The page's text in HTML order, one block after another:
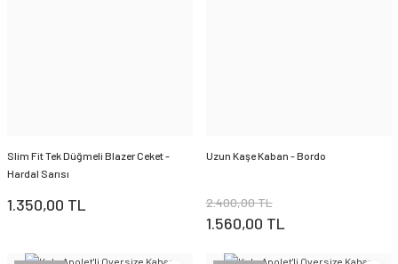
Slim Fit Tek Düğmeli Blazer Ceket -
Hardal Sarısı
1.350,00 TL
Uzun Kaşe Kaban - Bordo
2.400,00 TL
1.560,00 TL